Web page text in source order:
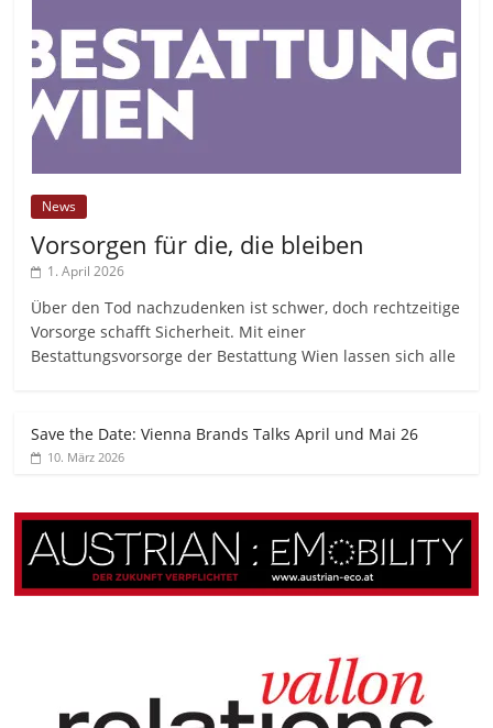
News
Vorsorgen für die, die bleiben
1. April 2026
Über den Tod nachzudenken ist schwer, doch rechtzeitige
Vorsorge schafft Sicherheit. Mit einer
Bestattungsvorsorge der Bestattung Wien lassen sich alle
Save the Date: Vienna Brands Talks April und Mai 26
10. März 2026